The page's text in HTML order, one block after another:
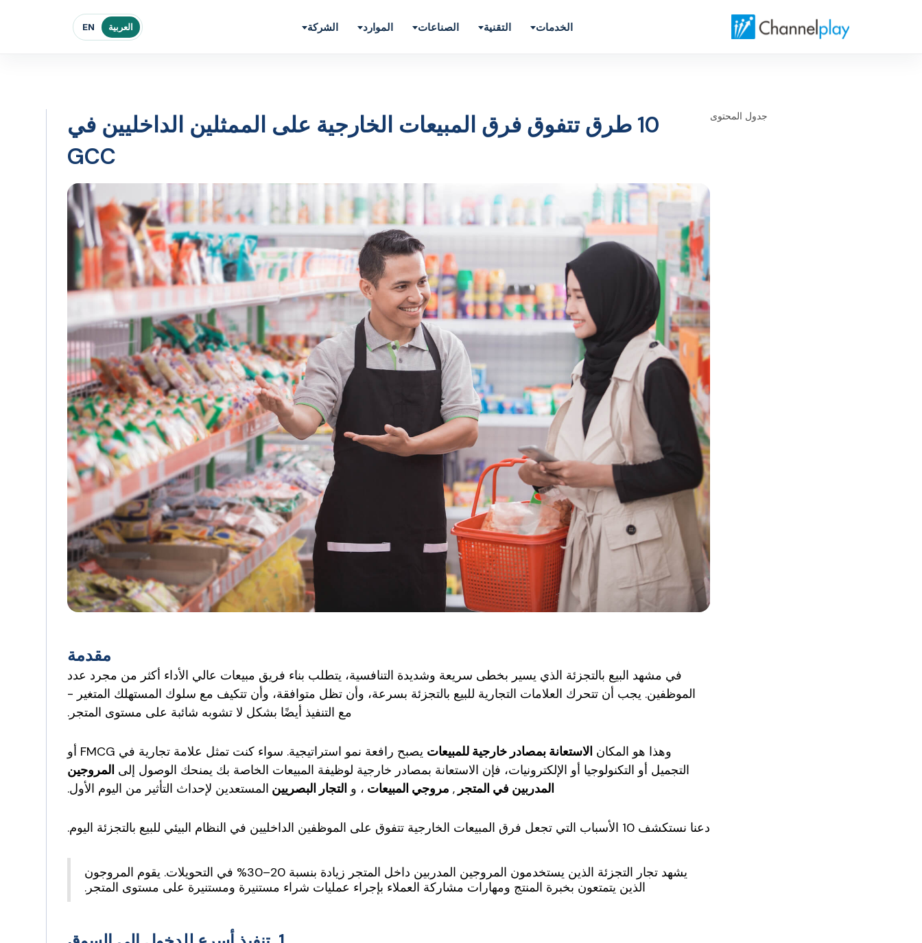
الصفحة الرئيسية لتشانلبلاي الشرق الأوسط الخدمات التقنية الصناعات الموارد الشركة EN العربية
جدول المحتوى
10 طرق تتفوق فرق المبيعات الخارجية على الممثلين الداخليين في
GCC
مقدمة
في مشهد البيع بالتجزئة الذي يسير بخطى سريعة وشديدة التنافسية، يتطلب بناء فريق مبيعات عالي الأداء أكثر من مجرد عدد
الموظفين. يجب أن تتحرك العلامات التجارية للبيع بالتجزئة بسرعة، وأن تظل متوافقة، وأن تتكيف مع سلوك المستهلك المتغير -
مع التنفيذ أيضًا بشكل لا تشوبه شائبة على مستوى المتجر.
وهذا هو المكان الاستعانة بمصادر خارجية للمبيعات
يصبح رافعة نمو استراتيجية. سواء كنت تمثل علامة تجارية في FMCG أو
التجميل أو التكنولوجيا أو الإلكترونيات، فإن الاستعانة بمصادر خارجية لوظيفة المبيعات الخاصة بك يمنحك الوصول إلى المروجين
المدربين في المتجر , مروجي المبيعات ، و التجار البصريين المستعدين لإحداث التأثير من اليوم الأول.
دعنا نستكشف 10 الأسباب التي تجعل فرق المبيعات الخارجية تتفوق على الموظفين الداخليين في النظام البيئي للبيع بالتجزئة اليوم.
يشهد تجار التجزئة الذين يستخدمون المروجين المدربين داخل المتجر زيادة بنسبة 20–30% في التحويلات. يقوم المروجون
الذين يتمتعون بخبرة المنتج ومهارات مشاركة العملاء بإجراء عمليات شراء مستنيرة ومستنيرة على مستوى المتجر.